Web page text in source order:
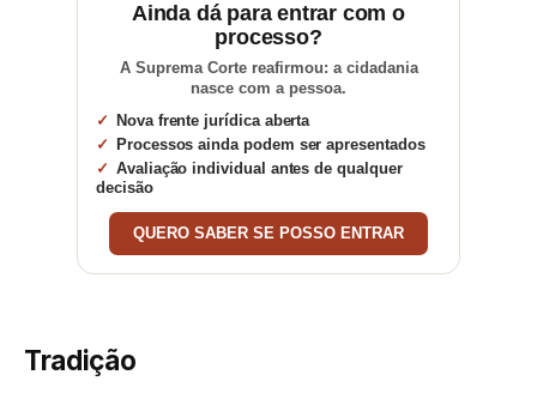
Ainda dá para entrar com o
processo?
A Suprema Corte reafirmou: a cidadania
nasce com a pessoa.
Nova frente jurídica aberta
Processos ainda podem ser apresentados
Avaliação individual antes de qualquer
decisão
QUERO SABER SE POSSO ENTRAR
Tradição